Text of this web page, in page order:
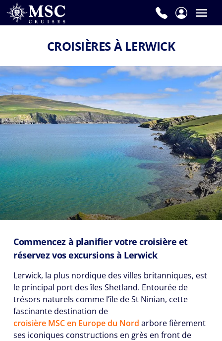
CROISIÈRES À LERWICK
Commencez à planifier votre croisière et
réservez vos excursions à Lerwick
Lerwick, la plus nordique des villes britanniques, est
le principal port des îles Shetland. Entourée de
trésors naturels comme l’île de St Ninian, cette
fascinante destination de
croisière MSC en Europe du Nord arbore fièrement
ses iconiques constructions en grès en front de